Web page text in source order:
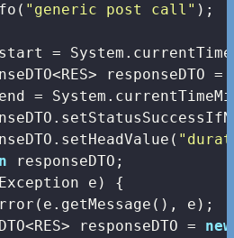
"generic post call" );
=
responseDTO =
=
responseDTO;
e) {
e);
responseDTO =
new